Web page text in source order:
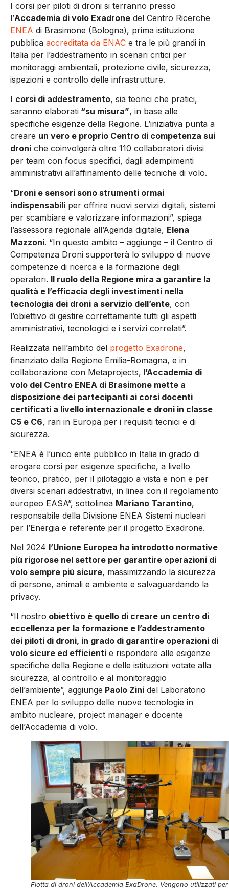
I corsi per piloti di droni si terranno presso
l’Accademia di volo Exadrone del Centro Ricerche
ENEA di Brasimone (Bologna), prima istituzione
pubblica accreditata da ENAC e tra le più grandi in
Italia per l’addestramento in scenari critici per
monitoraggi ambientali, protezione civile, sicurezza,
ispezioni e controllo delle infrastrutture.
I corsi di addestramento, sia teorici che pratici,
saranno elaborati “su misura”, in base alle
specifiche esigenze della Regione. L’iniziativa punta a
creare un vero e proprio Centro di competenza sui
droni che coinvolgerà oltre 110 collaboratori divisi
per team con focus specifici, dagli adempimenti
amministrativi all’affinamento delle tecniche di volo.
“Droni e sensori sono strumenti ormai
indispensabili per offrire nuovi servizi digitali, sistemi
per scambiare e valorizzare informazioni”, spiega
l’assessora regionale all’Agenda digitale, Elena
Mazzoni. “In questo ambito – aggiunge – il Centro di
Competenza Droni supporterà lo sviluppo di nuove
competenze di ricerca e la formazione degli
operatori. Il ruolo della Regione mira a garantire la
qualità e l’efficacia degli investimenti nella
tecnologia dei droni a servizio dell’ente, con
l’obiettivo di gestire correttamente tutti gli aspetti
amministrativi, tecnologici e i servizi correlati”.
Realizzata nell’ambito del progetto Exadrone,
finanziato dalla Regione Emilia-Romagna, e in
collaborazione con Metaprojects, l’Accademia di
volo del Centro ENEA di Brasimone mette a
disposizione dei partecipanti ai corsi docenti
certificati a livello internazionale e droni in classe
C5 e C6, rari in Europa per i requisiti tecnici e di
sicurezza.
“ENEA è l’unico ente pubblico in Italia in grado di
erogare corsi per esigenze specifiche, a livello
teorico, pratico, per il pilotaggio a vista e non e per
diversi scenari addestrativi, in linea con il regolamento
europeo EASA”, sottolinea Mariano Tarantino,
responsabile della Divisione ENEA Sistemi nucleari
per l’Energia e referente per il progetto Exadrone.
Nel 2024 l’Unione Europea ha introdotto normative
più rigorose nel settore per garantire operazioni di
volo sempre più sicure, massimizzando la sicurezza
di persone, animali e ambiente e salvaguardando la
privacy.
“Il nostro obiettivo è quello di creare un centro di
eccellenza per la formazione e l’addestramento
dei piloti di droni, in grado di garantire operazioni di
volo sicure ed efficienti e rispondere alle esigenze
specifiche della Regione e delle istituzioni votate alla
sicurezza, al controllo e al monitoraggio
dell’ambiente”, aggiunge Paolo Zini del Laboratorio
ENEA per lo sviluppo delle nuove tecnologie in
ambito nucleare, project manager e docente
dell’Accademia di volo.
Flotta di droni dell’Accademia ExaDrone. Vengono utilizzati per